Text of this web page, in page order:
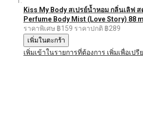
Kiss My Body สเปรย์น้ำหอม กลิ่นเลิฟ
Perfume Body Mist (Love Story) 88 ml
ราคาพิเศษ ฿159 ราคาปกติ ฿289
เพิ่มในตะกร้า
เพิ่มเข้าในรายการที่ต้องการ เพิ่มเพื่อเปรี